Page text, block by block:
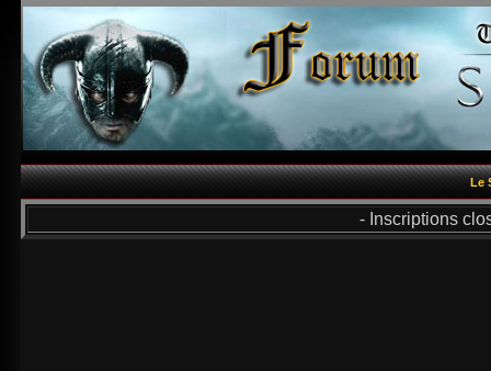
Le
- Inscriptions